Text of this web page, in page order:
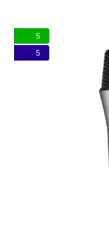
5
5